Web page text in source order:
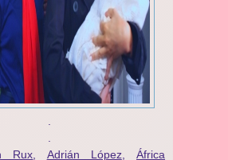
Rux Adrián López,África